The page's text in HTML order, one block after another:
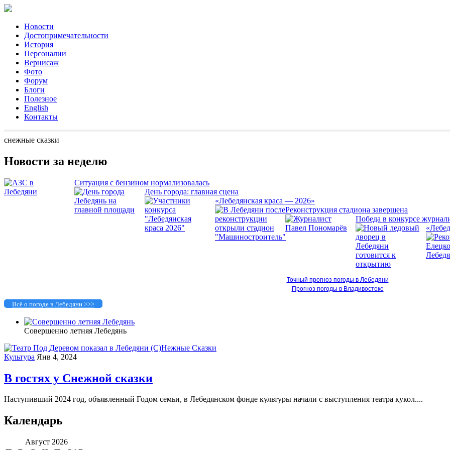
Новости
Достопримечательности
История
Персоналии
Вернисаж
Фото
Форум
Блоги
Полезное
English
Контакты
снежные сказки
Новости за неделю
Ситуация с бензином нормализовалась
День города: главная сцена
«Лебедянская краса — 2026»
Реконструкция стадиона завершена
Победа в конкурсе
Точный прогноз погоды в Лебедяни
Прогноз погоды в Владивостоке
Всё о погоде в Лебедяни >>>
Совершенно летняя Лебедянь
Культура Янв 4, 2024
В гостях у Снежной сказки
Наступивший 2024 год, объявленный Годом семьи, в Лебедянском фонде культуры начали с выступления театра кукол....
Календарь
Август 2026